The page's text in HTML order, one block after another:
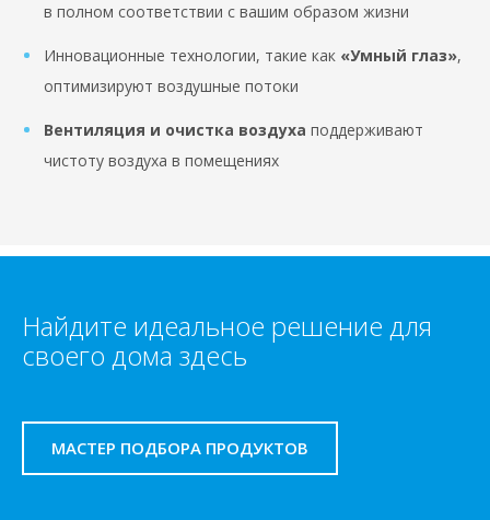
в полном соответствии с вашим образом жизни
Инновационные технологии, такие как «Умный глаз»,
оптимизируют воздушные потоки
Вентиляция и очистка воздуха поддерживают
чистоту воздуха в помещениях
Найдите идеальное решение для
своего дома здесь
МАСТЕР ПОДБОРА ПРОДУКТОВ